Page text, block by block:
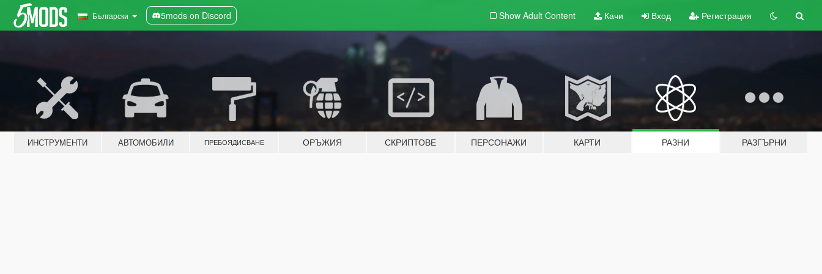
Български 5mods on Discord Show Adult Content Качи Вход Регистрация
ИНСТРУМЕНТИ АВТОМОБИЛИ ПРЕБОЯДИСВАНЕ ОРЪЖИЯ СКРИПТОВЕ ПЕРСОНАЖИ КАРТИ РАЗНИ РАЗГЪРНИ